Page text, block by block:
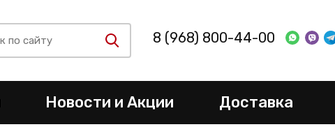
8 (968) 800-44-00
Новости и Акции Доставка